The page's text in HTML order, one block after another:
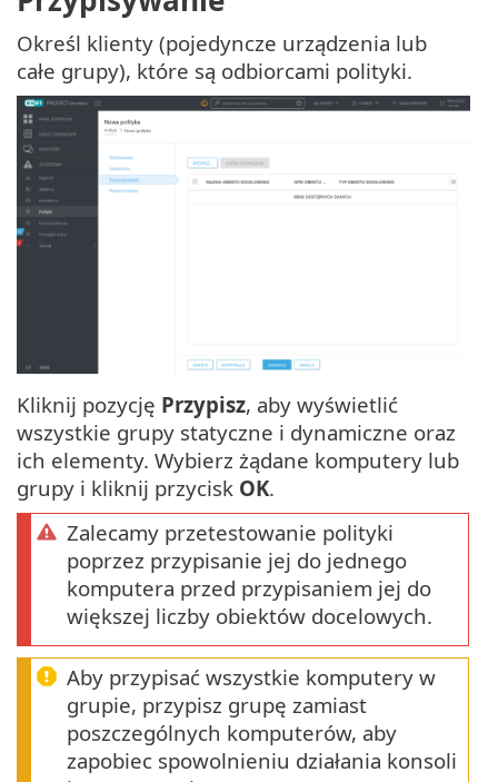
Określ klienty (pojedyncze urządzenia lub
całe grupy), które są odbiorcami polityki.
Kliknij pozycję Przypisz, aby wyświetlić
wszystkie grupy statyczne i dynamiczne oraz
ich elementy. Wybierz żądane komputery lub
grupy i kliknij przycisk OK.
Zalecamy przetestowanie polityki
poprzez przypisanie jej do jednego
komputera przed przypisaniem jej do
większej liczby obiektów docelowych.
Aby przypisać wszystkie komputery w
grupie, przypisz grupę zamiast
poszczególnych komputerów, aby
zapobiec spowolnieniu działania konsoli